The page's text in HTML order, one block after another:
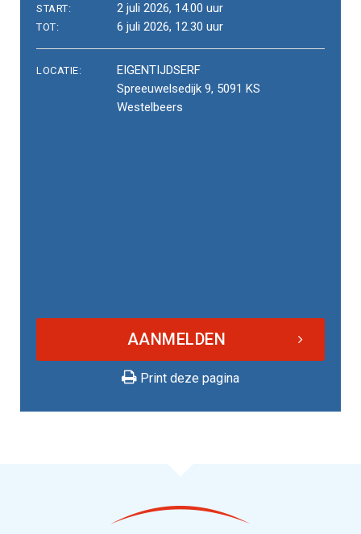
START: 2 juli 2026, 14.00 uur
TOT: 6 juli 2026, 12.30 uur
LOCATIE:
EIGENTIJDSERF
Spreeuwelsedijk 9, 5091 KS
Westelbeers
AANMELDEN
Print deze pagina